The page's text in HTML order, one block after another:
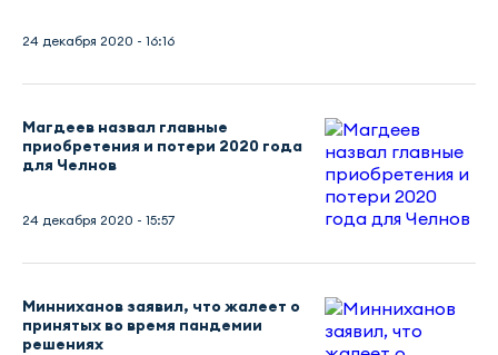
24 декабря 2020 - 16:16
Магдеев назвал главные
приобретения и потери 2020 года
для Челнов
24 декабря 2020 - 15:57
Минниханов заявил, что жалеет о
принятых во время пандемии
решениях